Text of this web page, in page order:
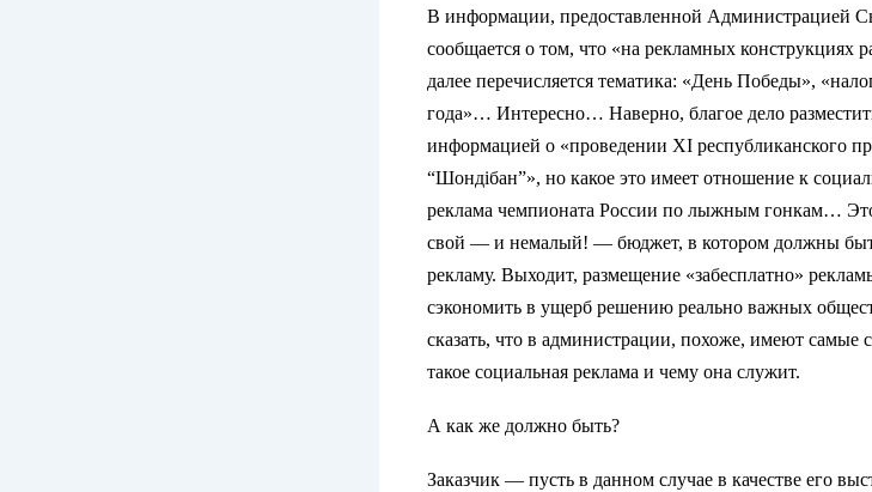
В информации, предоставленной Администрацией
сообщается о том, что «на рекламных конструкциях
далее перечисляется тематика: «День Победы»,
года»… Интересно… Наверно, благое дело
информацией о «проведении XI республиканского
“Шондiбан”», но какое это имеет отношение к
реклама чемпионата России по лыжным гонкам…
свой — и немалый! — бюджет, в котором должны
рекламу. Выходит, размещение «забесплатно»
сэкономить в ущерб решению реально важных
сказать, что в администрации, похоже, имеют самые
такое социальная реклама и чему она служит.
А как же должно быть?
Заказчик — пусть в данном случае в качестве его